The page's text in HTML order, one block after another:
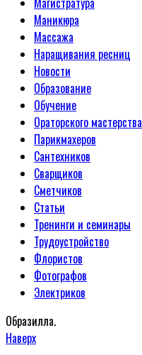
Маникюра
Массажа
Наращивания ресниц
Новости
Образование
Обучение
Ораторского мастерства
Парикмахеров
Сантехников
Сварщиков
Сметчиков
Статьи
Тренинги и семинары
Трудоустройство
Флористов
Фотографов
Электриков
Образилла.
Наверх